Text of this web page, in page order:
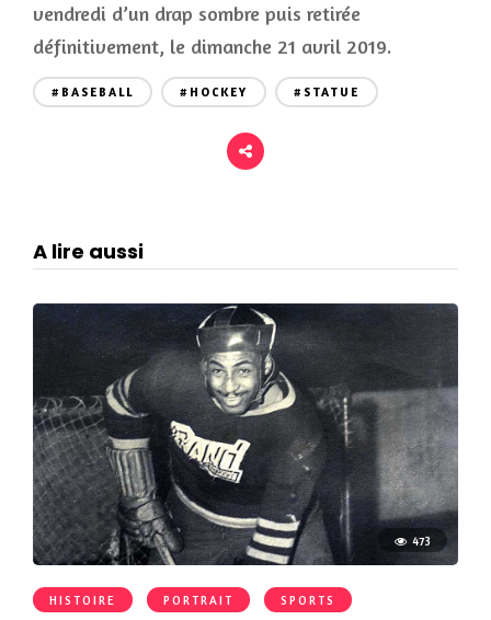
vendredi d’un drap sombre puis retirée
définitivement, le dimanche 21 avril 2019.
#BASEBALL #HOCKEY #STATUE
A lire aussi
473
HISTOIRE PORTRAIT SPORTS